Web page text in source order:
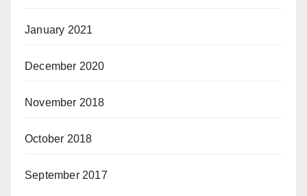
January 2021
December 2020
November 2018
October 2018
September 2017